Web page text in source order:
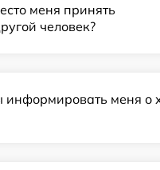
меня принять
человек?
информировать меня о